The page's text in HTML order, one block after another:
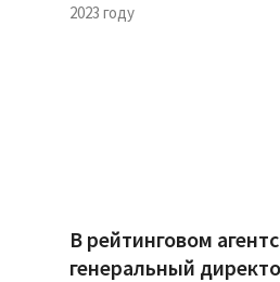
2023 году
В рейтинговом
генеральный